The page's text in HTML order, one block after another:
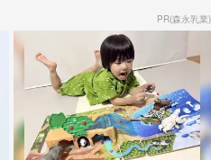
PR(森永乳業)